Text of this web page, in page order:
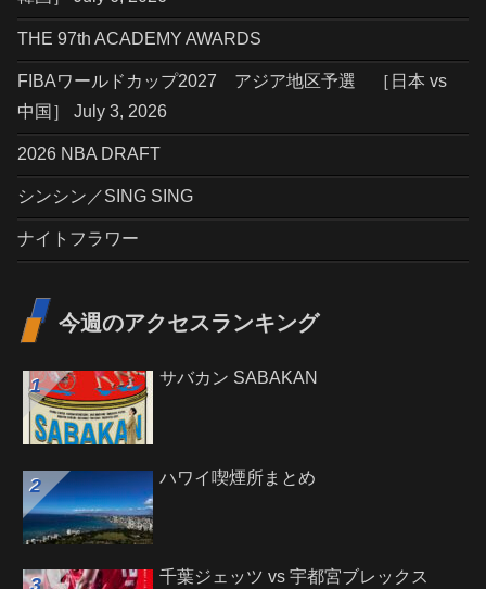
THE 97th ACADEMY AWARDS
FIBAワールドカップ2027 アジア地区予選 ［日本 vs
中国］ July 3, 2026
2026 NBA DRAFT
シンシン／SING SING
ナイトフラワー
今週のアクセスランキング
サバカン SABAKAN
ハワイ喫煙所まとめ
千葉ジェッツ vs 宇都宮ブレックス